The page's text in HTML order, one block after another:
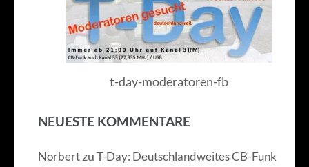
t-day-moderatoren-fb
NEUESTE KOMMENTARE
NorbertzuT-Day: Deutschlandweites CB-Funk